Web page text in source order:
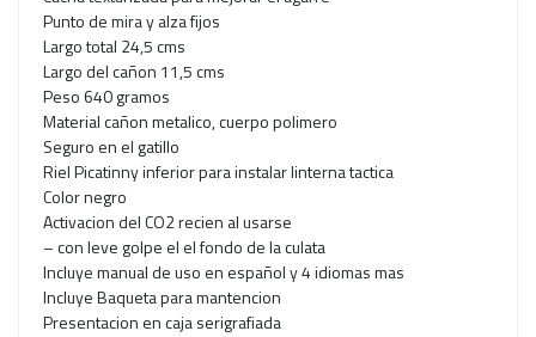
Punto de mira y alza fijos
Largo total 24,5 cms
Largo del cañon 11,5 cms
Peso 640 gramos
Material cañon metalico, cuerpo polimero
Seguro en el gatillo
Riel Picatinny inferior para instalar linterna tactica
Color negro
Activacion del CO2 recien al usarse
– con leve golpe el el fondo de la culata
Incluye manual de uso en español y 4 idiomas mas
Incluye Baqueta para mantencion
Presentacion en caja serigrafiada